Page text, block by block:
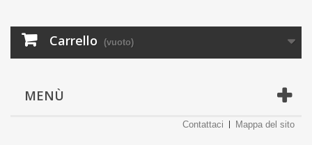
Carrello (vuoto)
MENÙ
Contattaci Mappa del sito